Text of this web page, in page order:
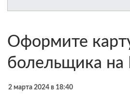
Оформите
болельщика на
2 марта 2024 в 18:40